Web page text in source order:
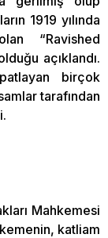
1919 yılında
“Ravished
açıklandı.
birçok
tarafından
Mahkemesi
katliam